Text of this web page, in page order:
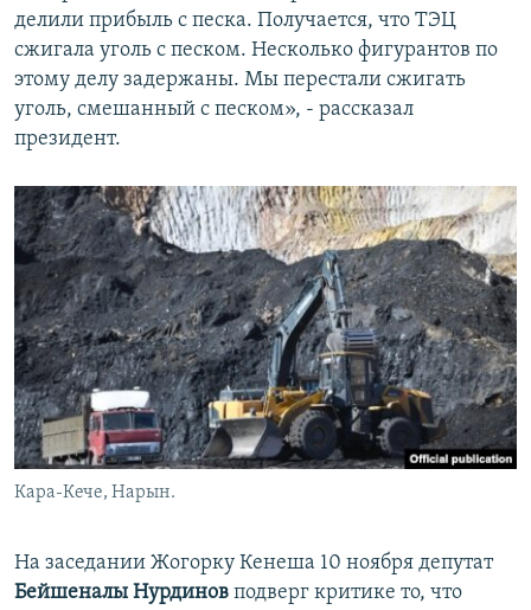
делили прибыль с песка. Получается, что ТЭЦ
сжигала уголь с песком. Несколько фигурантов по
этому делу задержаны. Мы перестали сжигать
уголь, смешанный с песком», - рассказал
президент.
Кара-Кече, Нарын.
На заседании Жогорку Кенеша 10 ноября депутат
Бейшеналы Нурдинов подверг критике то, что